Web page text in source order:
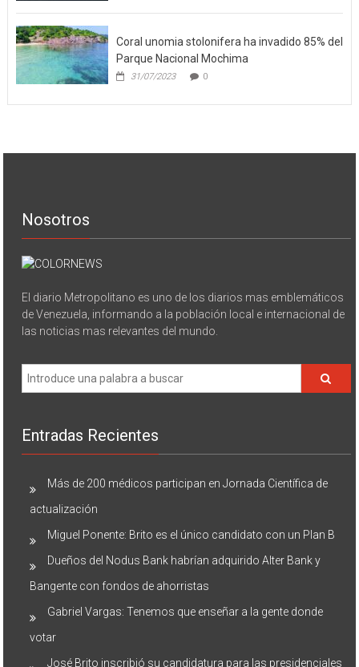
Coral unomia stolonifera ha invadido 85% del
Parque Nacional Mochima
31/07/2023 0
Nosotros
El diario Metropolitano es uno de los diarios mas emblemáticos
de Venezuela, informando a la población local e internacional de
las noticias mas relevantes del mundo.
Entradas Recientes
Más de 200 médicos participan en Jornada Científica de
actualización
Miguel Ponente: Brito es el único candidato con un Plan B
Dueños del Nodus Bank habrían adquirido Alter Bank y
Bangente con fondos de ahorristas
Gabriel Vargas: Tenemos que enseñar a la gente donde
votar
José Brito inscribió su candidatura para las presidenciales